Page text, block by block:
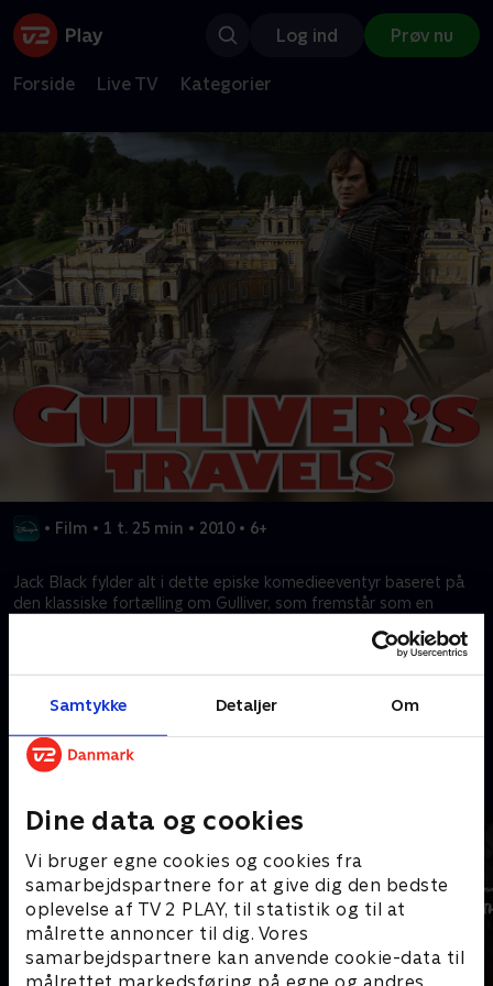
Samtykke Detaljer Om
Dine data og cookies
Vi bruger egne cookies og cookies fra
samarbejdspartnere for at give dig den bedste
oplevelse af TV 2 PLAY, til statistik og til at
målrette annoncer til dig. Vores
samarbejdspartnere kan anvende cookie-data til
Log ind Prøv nu
Forside Live TV Kategorier
• Film • 1 t. 25 min • 2010 • 6+
Jack Black fylder alt i dette episke komedieeventyr baseret på
den klassiske fortælling om Gulliver, som fremstår som en
Kræver tilkøb